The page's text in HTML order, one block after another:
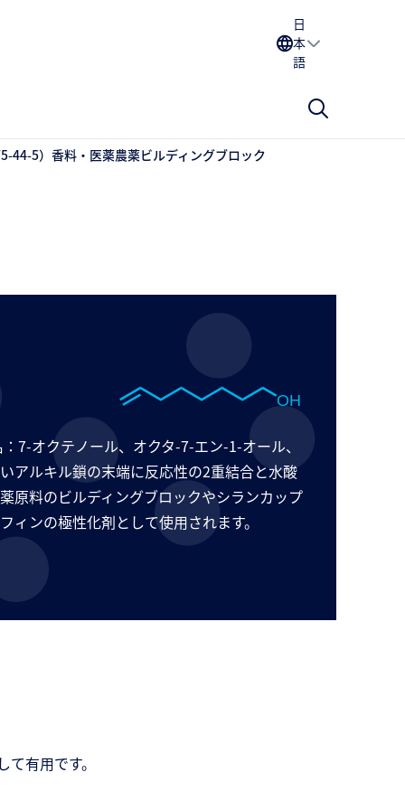
日
本
語
44-5）香料・医薬農薬ビルディングブロック
7-オクテノール、オクタ-7-エン-1-オール、
アルキル鎖の末端に反応性の2重結合と水酸
原料のビルディングブロックやシランカップ
ィンの極性化剤として使用されます。
有用です。